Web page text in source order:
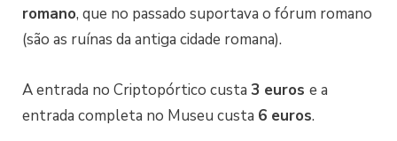
romano, que no passado suportava o fórum romano
(são as ruínas da antiga cidade romana).
A entrada no Criptopórtico custa 3 euros e a
entrada completa no Museu custa 6 euros.